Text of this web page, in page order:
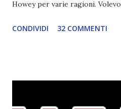
Howey per varie ragioni.
e poi dover aspettare con
esattamente dopo la fine della
CONDIVIDI 32 COMMENTI